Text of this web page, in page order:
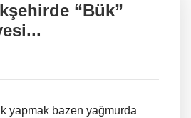
“Bük”
yapmak bazen yağmurda